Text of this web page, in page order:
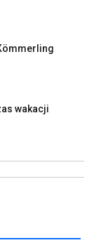
wakacji